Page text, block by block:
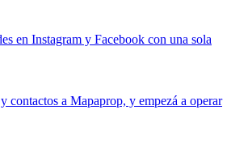
en Instagram y Facebook con una sola
contactos a Mapaprop, y empezá a operar